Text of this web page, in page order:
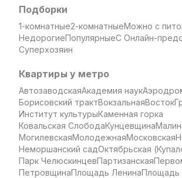
Подборки
1-комнатные2-комнатныеМожно с
НедорогиеПопулярныеС Онлайн-
Суперхозяин
Квартиры у метро
АвтозаводскаяАкадемия наук
Борисовский трактВокзальнаяВосток
Институт культурыКаменная горка
Ковальская СлободаКунцевщина
МогилевскаяМолодежнаяМосковская
Неморшанский садОктябрьская
Парк ЧелюскинцевПартизанская
ПетровщинаПлощадь ЛенинаПлощадь